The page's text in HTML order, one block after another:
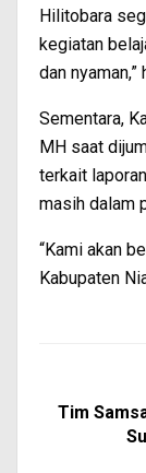
Hilitobara
kegiatan
dan nyaman,”
Sementara,
MH saat
terkait
masih dalam
“Kami akan
Kabupaten
Tim